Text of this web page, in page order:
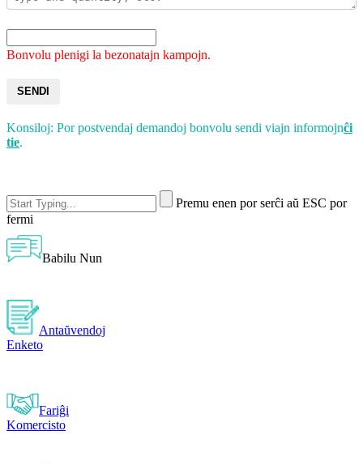
Bonvolu plenigi la bezonatajn kampojn.
SENDI
Konsiloj: Por postvendaj demandoj bonvolu sendi viajn informojnĉi
tie.
Premu enen por serĉi aŭ ESC por
fermi
Babilu Nun
Antaŭvendoj
Enketo
Fariĝi
Komercisto